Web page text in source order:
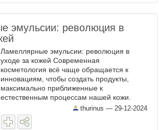
эмульсии: революция в
Ламеллярные эмульсии: революция в
уходе за кожей Современная
косметология всё чаще обращается к
инновациям, чтобы создать продукты,
максимально приближенные к
естественным процессам нашей кожи.
Одним из таких открытий стали
ламеллярные эмульсии — технологии,
которые не просто ...
thurinus — 29-12-2024